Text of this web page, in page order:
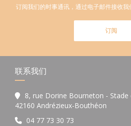
订阅我们的时事通讯，通过电子邮件接收我
订阅
联系我们
8, rue Dorine Bourneton -
42160 Andrézieux-Bouthéon
04 77 73 30 73